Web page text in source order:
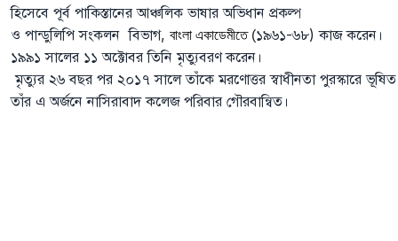
হিসেবে পূর্ব পাকিস্তানের আঞ্চলিক ভাষার অভিধান প্রকল্প
ও পান্ডুলিপি সংকলন বিভাগ, বাংলা একাডেমীতে(১৯৬১-৬৮)কাজ করেন।
১৯৯১ সালের ১১ অক্টোবর তিনি মৃত্যুবরণ করেন।
মৃত্যুর ২৬ বছর পর ২০১৭ সালে তাঁকে মরণোত্তরস্বাধীনতা পুরস্কারে ভূষিত
তাঁরএঅর্জনে নাসিরাবাদ কলেজ পরিবার গৌরবান্বিত।